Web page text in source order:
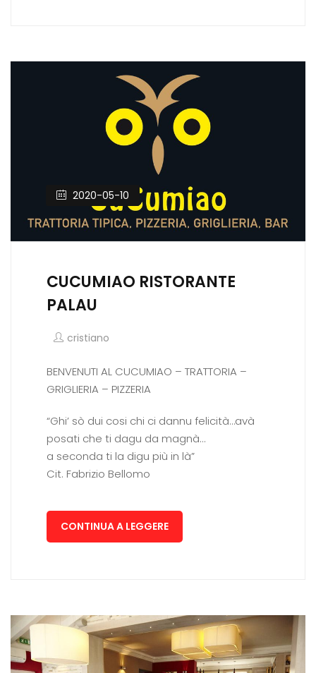
2020-05-10
CUCUMIAO RISTORANTE
PALAU
cristiano
BENVENUTI AL CUCUMIAO – TRATTORIA –
GRIGLIERIA – PIZZERIA
“Ghi’ sò dui cosi chi ci dannu felicità…avà
posati che ti dagu da magnà…
a seconda ti la digu più in là”
Cit. Fabrizio Bellomo
CONTINUA A LEGGERE